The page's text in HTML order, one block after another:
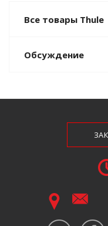
Все товары Thule
Обсуждение